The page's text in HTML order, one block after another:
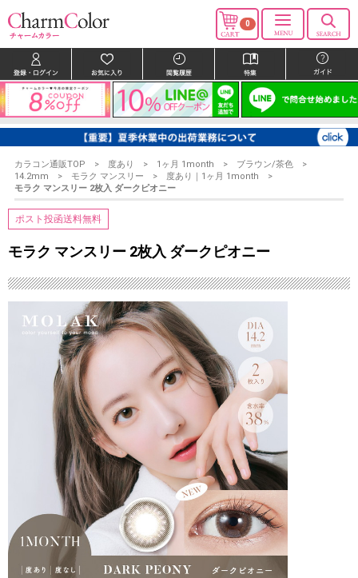
0
カラコン通販TOP 度あり 1ヶ月 1month
ブラウン/茶色
14.2mm
モラク マンスリー
度あり｜1ヶ月 1month
モラク マンスリー 2枚入 ダークピオニー
ポスト投函送料無料
モラク マンスリー 2枚入 ダークピオニー